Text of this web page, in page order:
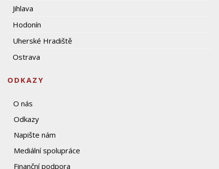
Jihlava
Hodonín
Uherské Hradiště
Ostrava
ODKAZY
O nás
Odkazy
Napište nám
Mediální spolupráce
Finanční podpora